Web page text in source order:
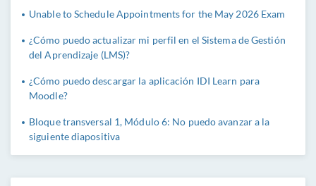
Unable to Schedule Appointments for the May 2026 Exam
¿Cómo puedo actualizar mi perfil en el Sistema de Gestión
del Aprendizaje (LMS)?
¿Cómo puedo descargar la aplicación IDI Learn para
Moodle?
Bloque transversal 1, Módulo 6: No puedo avanzar a la
siguiente diapositiva